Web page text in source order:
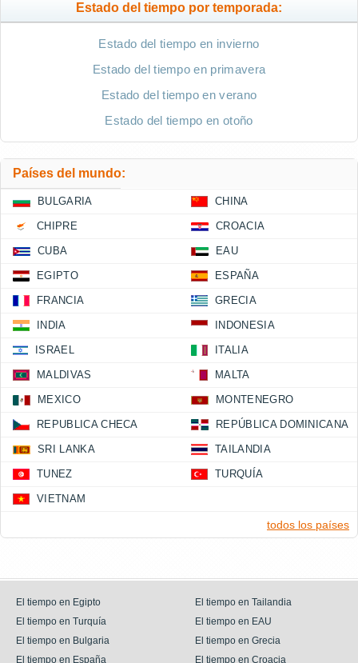
Estado del tiempo por temporada:
Estado del tiempo en invierno
Estado del tiempo en primavera
Estado del tiempo en verano
Estado del tiempo en otoño
Países del mundo:
BULGARIA CHINA
CHIPRE CROACIA
CUBA EAU
EGIPTO ESPAÑA
FRANCIA GRECIA
INDIA INDONESIA
ISRAEL ITALIA
MALDIVAS MALTA
MEXICO MONTENEGRO
REPUBLICA CHECA REPÚBLICA DOMINICANA
SRI LANKA TAILANDIA
TUNEZ TURQUÍA
VIETNAM
todos los países
El tiempo en Egipto
El tiempo en Tailandia
El tiempo en Turquía
El tiempo en EAU
El tiempo en Bulgaria
El tiempo en Grecia
El tiempo en España
El tiempo en Croacia